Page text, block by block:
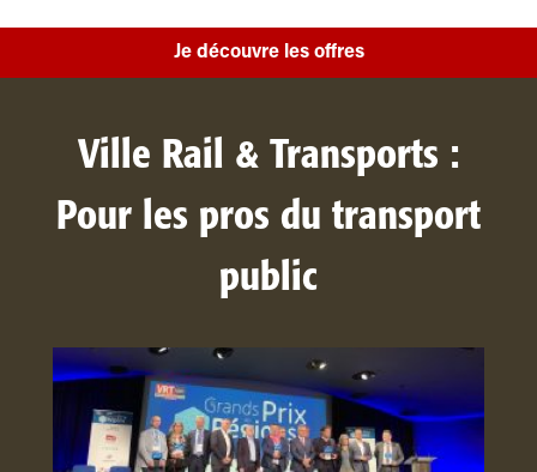
Je découvre les offres
Ville Rail & Transports :
Pour les pros du transport
public